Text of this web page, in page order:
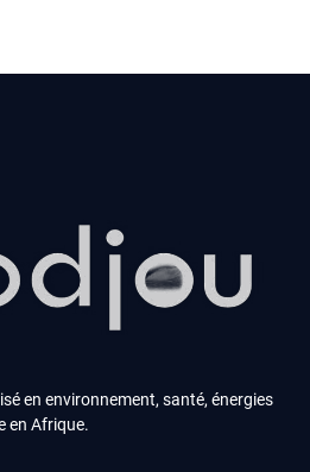
en environnement, santé, énergies
en Afrique.